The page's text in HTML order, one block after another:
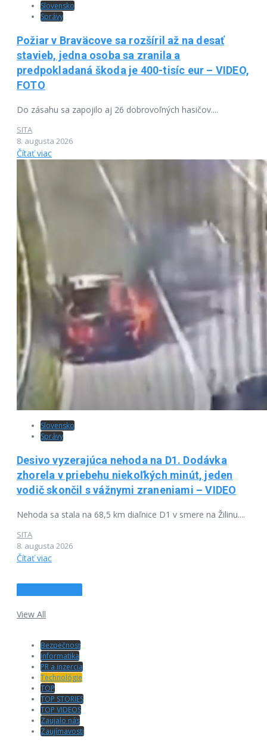
Slovensko
Správy
Požiar v Braväcove sa rozšíril až na desať
stavieb, jedna osoba sa zranila a
predpokladaná škoda je 400-tisíc eur – VIDEO,
FOTO
Do zásahu sa zapojilo aj 26 dobrovoľných hasičov....
SITA
8. augusta 2026
Čítať viac
Slovensko
Správy
Desivo vyzerajúca nehoda na D1. Dodávka
zhorela v priebehu niekoľkých minút, jeden
vodič skončil s vážnymi zraneniami – VIDEO
Nehoda sa stala na 68,5 km diaľnice D1 v smere na Žilinu....
SITA
8. augusta 2026
Čítať viac
View All
Bezpečnosť
Informatika
PR a inzercia
Technológie
TOP
TOP STORIES
TOP VIDEOS
Zaujalo nás
Zaujímavosti